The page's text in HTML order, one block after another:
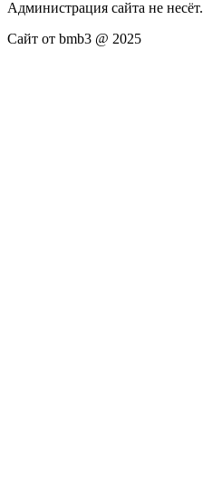
Администрация сайта не несёт.
Сайт от bmb3 @ 2025